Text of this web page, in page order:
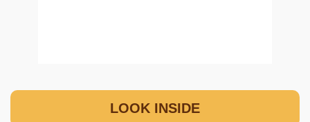
LOOK INSIDE